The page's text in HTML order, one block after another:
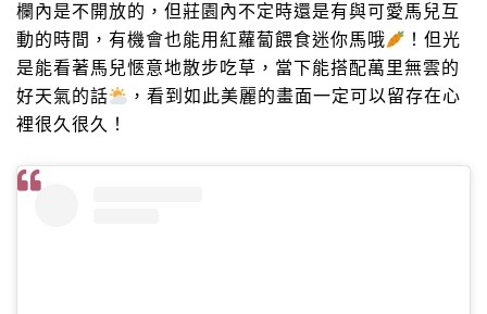
欄內是不開放的，但莊園內不定時還是有與可愛馬兒互
動的時間，有機會也能用紅蘿蔔餵食迷你馬哦
！但光
是能看著馬兒愜意地散步吃草，當下能搭配萬里無雲的
好天氣的話
，看到如此美麗的畫面一定可以留存在心
裡很久很久！